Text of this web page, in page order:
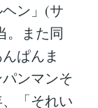
ン」(サ
。また同
ぱんま
ンマンそ
「それい